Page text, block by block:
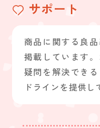
サポート
商品に関する良
掲載しています
疑問を解決でき
ドラインを提供し